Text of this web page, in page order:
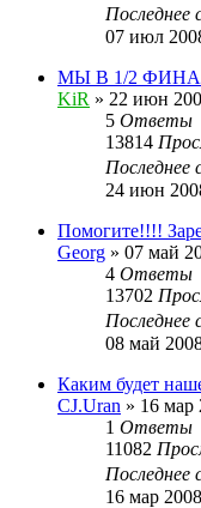
Последнее
07 июл
МЫ В 1/2
KiR » 22 июн
5 Ответы
13814
Последнее
24 июн
Помогите!!!!
Georg » 07 май
4 Ответы
13702
Последнее
08 май
Каким будет
CJ.Uran » 16 мар
1 Ответы
11082
Последнее
16 мар